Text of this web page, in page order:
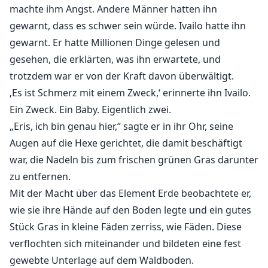
machte ihm Angst. Andere Männer hatten ihn
gewarnt, dass es schwer sein würde. Ivailo hatte ihn
gewarnt. Er hatte Millionen Dinge gelesen und
gesehen, die erklärten, was ihn erwartete, und
trotzdem war er von der Kraft davon überwältigt.
‚Es ist Schmerz mit einem Zweck,‘ erinnerte ihn Ivailo.
Ein Zweck. Ein Baby. Eigentlich zwei.
„Eris, ich bin genau hier,“ sagte er in ihr Ohr, seine
Augen auf die Hexe gerichtet, die damit beschäftigt
war, die Nadeln bis zum frischen grünen Gras darunter
zu entfernen.
Mit der Macht über das Element Erde beobachtete er,
wie sie ihre Hände auf den Boden legte und ein gutes
Stück Gras in kleine Fäden zerriss, wie Fäden. Diese
verflochten sich miteinander und bildeten eine fest
gewebte Unterlage auf dem Waldboden.